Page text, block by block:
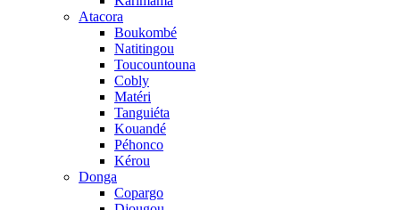
Atacora
Boukombé
Natitingou
Toucountouna
Cobly
Matéri
Tanguiéta
Kouandé
Péhonco
Kérou
Donga
Copargo